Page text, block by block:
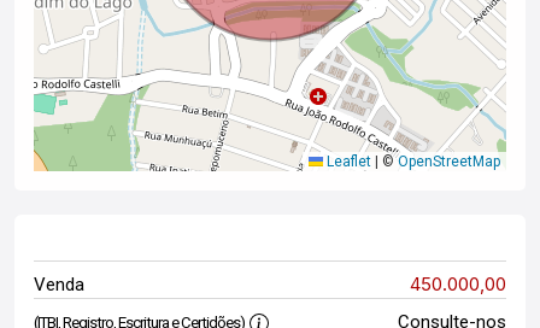
Leaflet ©OpenStreetMap
Venda 450.000,00
(ITBI, Registro, Escritura e Certidões) Consulte-nos